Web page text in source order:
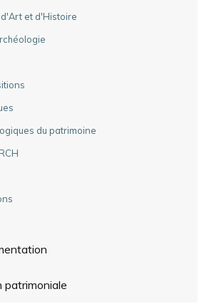
et d'Histoire
du patrimoine
patrimoniale